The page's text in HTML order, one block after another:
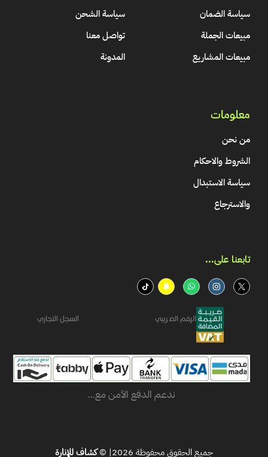
سياسة الضمان
مبيعات الجملة
مبيعات المشاريع
سياسة الشحن
تواصل معنا
المدونة
معلومات
من نحن
الشروط والاحكام
سياسة الاستبدال
والاسترجاع
تابعنا على...​
الرقم الضريبي السجل التجاري
ندعم الدفع الآمن مع...
جميع الحقوق محفوظة 2026| © كشاف للإنارة